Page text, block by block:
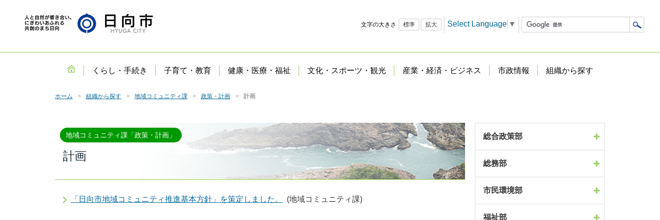
文字の大きさ 標準 拡大 Select Language ▼
くらし・手続き 子育て・教育 健康・医療・福祉 文化・スポーツ・観光 産業・経済・ビジネス 市政情報 組織から探す
ホーム 組織から探す 地域コミュニティ課 政策・計画 計画
地域コミュニティ課「政策・計画」
計画
「日向市地域コミュニティ推進基本方針」を策定しました。 (地域コミュニティ課)
総合政策部
総務部
市民環境部
福祉部